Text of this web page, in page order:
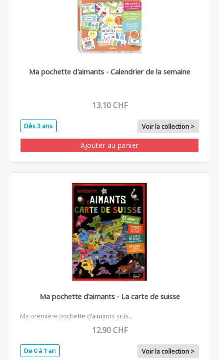
Ma pochette d'aimants - Calendrier de la semaine
13.10 CHF
Dès 3 ans Voir la collection >
Ajouter au panier
Ma pochette d'aimants - La carte de suisse
Ma première pochette d'aimants suis...
12.90 CHF
De 0 à 1 an Voir la collection >